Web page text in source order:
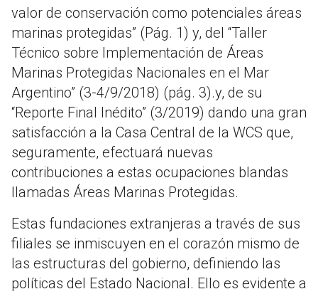
valor de conservación como potenciales áreas
marinas protegidas” (Pág. 1) y, del “Taller
Técnico sobre Implementación de Áreas
Marinas Protegidas Nacionales en el Mar
Argentino” (3-4/9/2018) (pág. 3).y, de su
“Reporte Final Inédito” (3/2019) dando una gran
satisfacción a la Casa Central de la WCS que,
seguramente, efectuará nuevas
contribuciones a estas ocupaciones blandas
llamadas Áreas Marinas Protegidas.
Estas fundaciones extranjeras a través de sus
filiales se inmiscuyen en el corazón mismo de
las estructuras del gobierno, definiendo las
políticas del Estado Nacional. Ello es evidente a